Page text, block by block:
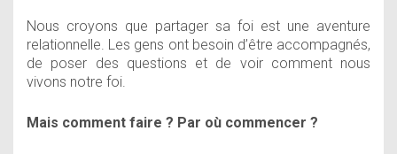
Nous croyons que partager sa foi est une aventure
relationnelle. Les gens ont besoin d’être accompagnés,
de poser des questions et de voir comment nous
vivons notre foi.
Mais comment faire ? Par où commencer ?